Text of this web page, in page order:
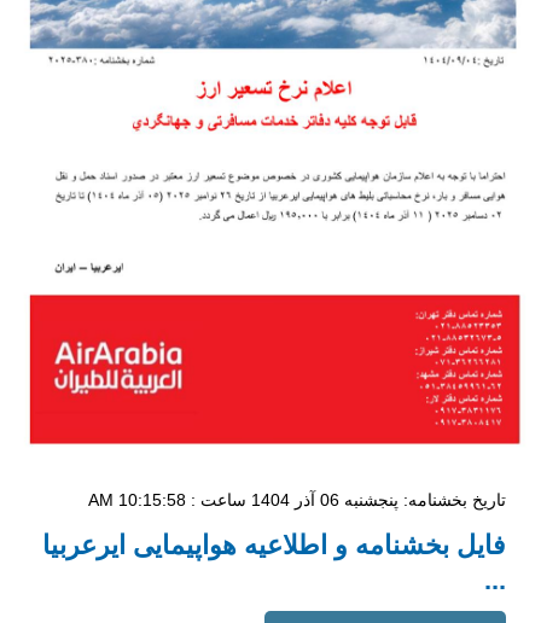
تاریخ بخشنامه: پنجشنبه 06 آذر 1404 ساعت : 10:15:58 AM
فایل بخشنامه و اطلاعیه هواپیمایی ایرعربیا
...